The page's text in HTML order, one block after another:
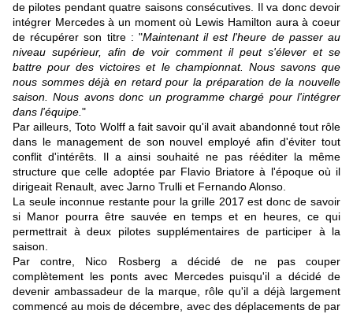
de pilotes pendant quatre saisons consécutives. Il va donc devoir
intégrer Mercedes à un moment où Lewis Hamilton aura à coeur
de récupérer son titre : "Maintenant il est l'heure de passer au
niveau supérieur, afin de voir comment il peut s'élever et se
battre pour des victoires et le championnat. Nous savons que
nous sommes déjà en retard pour la préparation de la nouvelle
saison. Nous avons donc un programme chargé pour l'intégrer
dans l'équipe. "
Par ailleurs, Toto Wolff a fait savoir qu'il avait abandonné tout rôle
dans le management de son nouvel employé afin d'éviter tout
conflit d'intérêts. Il a ainsi souhaité ne pas rééditer la même
structure que celle adoptée par Flavio Briatore à l'époque où il
dirigeait Renault, avec Jarno Trulli et Fernando Alonso.
La seule inconnue restante pour la grille 2017 est donc de savoir
si Manor pourra être sauvée en temps et en heures, ce qui
permettrait à deux pilotes supplémentaires de participer à la
saison.
Par contre, Nico Rosberg a décidé de ne pas couper
complètement les ponts avec Mercedes puisqu'il a décidé de
devenir ambassadeur de la marque, rôle qu'il a déjà largement
commencé au mois de décembre, avec des déplacements de par